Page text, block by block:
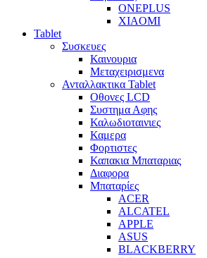
ONEPLUS
XIAOMI
Tablet
Συσκευες
Καινουρια
Μεταχειρισμενα
Ανταλλακτικα Tablet
Οθονες LCD
Συστημα Αφης
Καλωδιοταινιες
Καμερα
Φορτιστες
Καπακια Μπαταριας
Διαφορα
Μπαταρίες
ACER
ALCATEL
APPLE
ASUS
BLACKBERRY